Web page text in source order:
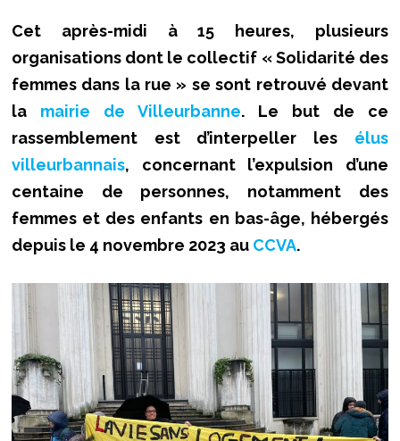
Cet après-midi à 15 heures, plusieurs
organisations dont le collectif « Solidarité des
femmes dans la rue » se sont retrouvé devant
la mairie de Villeurbanne. Le but de ce
rassemblement est d’interpeller les élus
villeurbannais, concernant l’expulsion d’une
centaine de personnes, notamment des
femmes et des enfants en bas-âge, hébergés
depuis le 4 novembre 2023 au CCVA.